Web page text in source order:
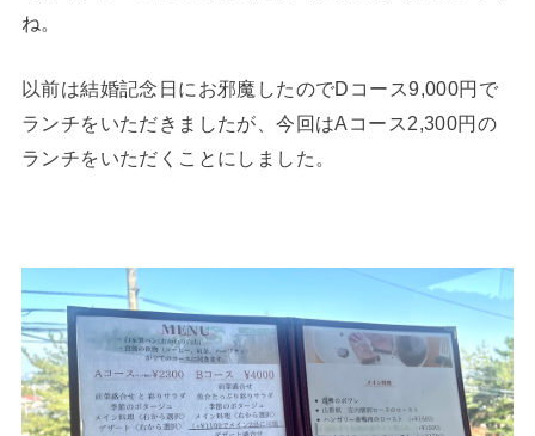
ね。
以前は結婚記念日にお邪魔したのでDコース9,000円で
ランチをいただきましたが、今回はAコース2,300円の
ランチをいただくことにしました。